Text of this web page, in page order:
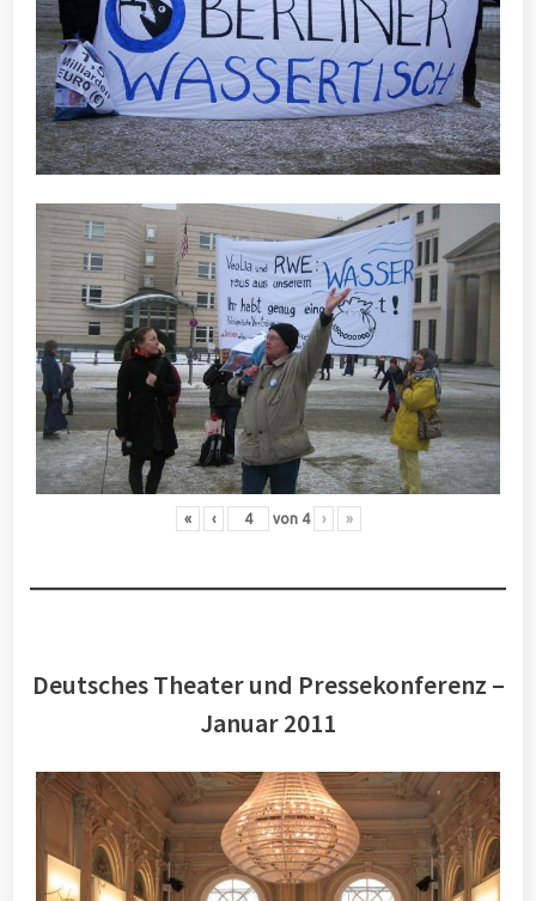
« ‹ von 4 › »
Deutsches Theater und Pressekonferenz –
Januar 2011